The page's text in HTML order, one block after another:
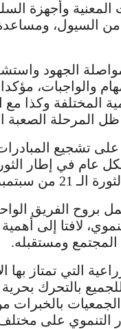
وأجهزة
السيول،
الجهود
والواجبات، مؤكدا
المختلفة وكذا
المرحلة الصعبة
تشجيع
عام في إطار
المجيدة.
بروح الفريق
لافتا إلى
ومستقبله.
التي تمتاز بها
بالتحرك بحرية
التنموي على